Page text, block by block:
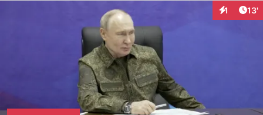
1 13'